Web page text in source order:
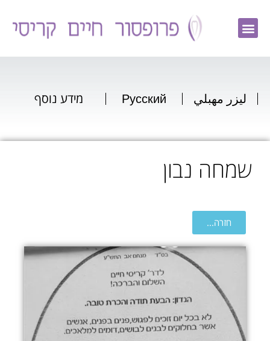
ليزر مهبلي Русский מידע נוסף
שמחה נבון
חזרה...